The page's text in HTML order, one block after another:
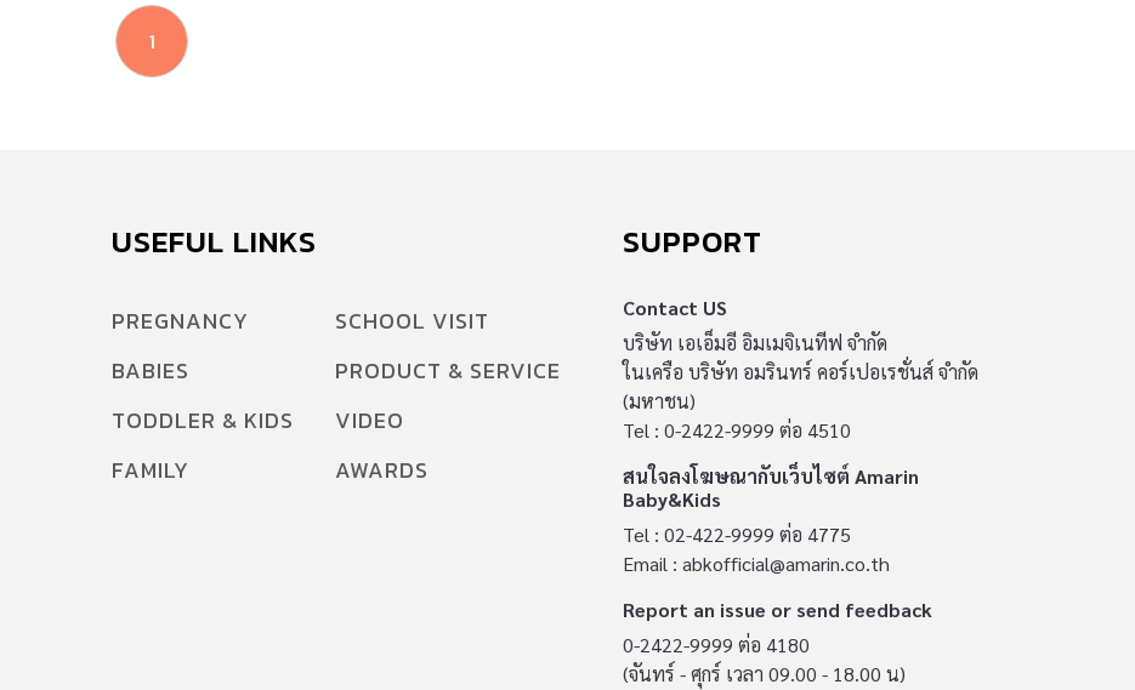
1
USEFUL LINKS
PREGNANCY
BABIES
TODDLER & KIDS
FAMILY
SCHOOL VISIT
PRODUCT & SERVICE
VIDEO
AWARDS
SUPPORT
Contact US
บริษัท เอเอ็มอี อิมเมจิเนทีฟ จำกัด
ในเครือ บริษัท อมรินทร์ คอร์เปอเรชั่นส์ จำกัด
(มหาชน)
Tel : 0-2422-9999 ต่อ 4510
สนใจลงโฆษณากับเว็บไซต์ Amarin
Baby&Kids
Tel : 02-422-9999 ต่อ 4775
Email : abkofficial@amarin.co.th
Report an issue or send feedback
0-2422-9999 ต่อ 4180
(จันทร์ - ศุกร์ เวลา 09.00 - 18.00 น)